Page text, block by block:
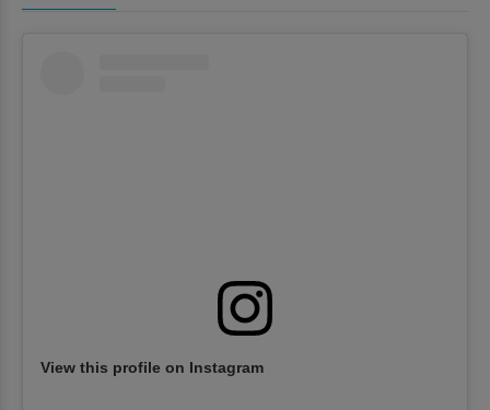
View this profile on Instagram